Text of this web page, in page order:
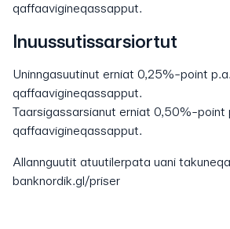
qaffaavigineqassapput.
Inuussutissarsiortut
Uninngasuutinut erniat 0,25%-point
qaffaavigineqassapput.
Taarsigassarsianut erniat 0,50%-point
qaffaavigineqassapput.
Allannguutit atuutilerpata uani
banknordik.gl/priser